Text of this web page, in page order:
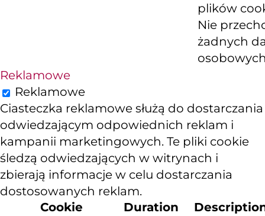
plików
Nie
żadnych
Reklamowe
Reklamowe
Ciasteczka reklamowe służą do dostarczania
odwiedzającym odpowiednich reklam i
kampanii marketingowych. Te pliki cookie
śledzą odwiedzających w witrynach i
zbierają informacje w celu dostarczania
dostosowanych reklam.
Cookie
Duration